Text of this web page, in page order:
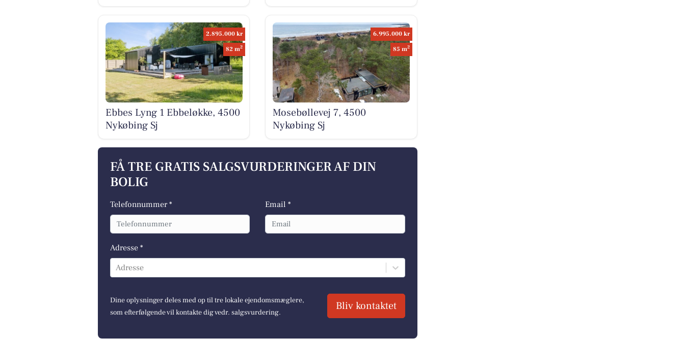
2.895.000 kr
82 m2
Ebbes Lyng 1 Ebbeløkke, 4500
Nykøbing Sj
6.995.000 kr
85 m2
Mosebøllevej 7, 4500
Nykøbing Sj
FÅ TRE GRATIS SALGSVURDERINGER AF DIN
BOLIG
Telefonnummer * Email *
Adresse *
Adresse
Dine oplysninger deles med op til tre lokale ejendomsmæglere,
som efterfølgende vil kontakte dig vedr. salgsvurdering.
Bliv kontaktet